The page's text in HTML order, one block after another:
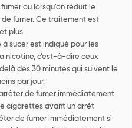
ou lorsqu’on réduit le
fumer. Ce traitement est
plus.
à sucer est indiqué pour les
nicotine, c’est-à-dire ceux
des 30 minutes qui suivent le
par jour.
de fumer immédiatement
cigarettes avant un arrêt
de fumer immédiatement si